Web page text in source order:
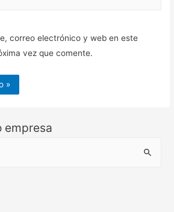
correo electrónico y web en este
vez que comente.
empresa